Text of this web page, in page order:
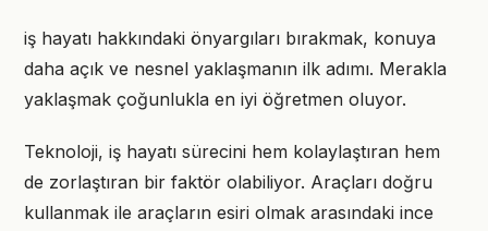
iş hayatı hakkındaki önyargıları bırakmak, konuya
daha açık ve nesnel yaklaşmanın ilk adımı. Merakla
yaklaşmak çoğunlukla en iyi öğretmen oluyor.
Teknoloji, iş hayatı sürecini hem kolaylaştıran hem
de zorlaştıran bir faktör olabiliyor. Araçları doğru
kullanmak ile araçların esiri olmak arasındaki ince